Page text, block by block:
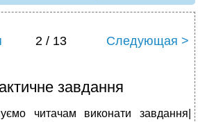
2 / 13 Следующая >
завдання
читачам виконати завдання|